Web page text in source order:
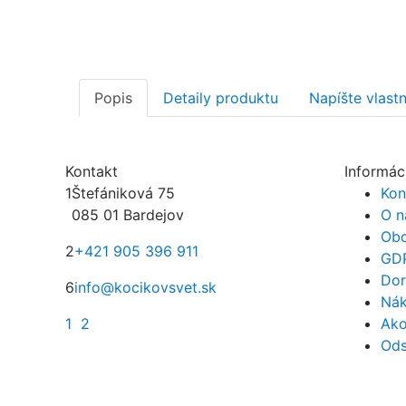
Popis Detaily produktu Napíšte
Kontakt
1Štefániková 75
085 01 Bardejov
2+421 905 396 911
6info@kocikovsvet.sk
1 2
O